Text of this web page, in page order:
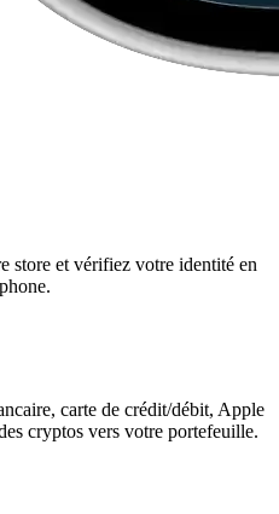
store et vérifiez votre identité en
carte de crédit/débit, Apple
cryptos vers votre portefeuille.